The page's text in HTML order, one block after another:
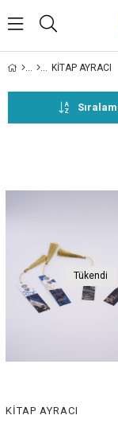
KİTAP AYRACI
Tükendi
KİTAP AYRACI